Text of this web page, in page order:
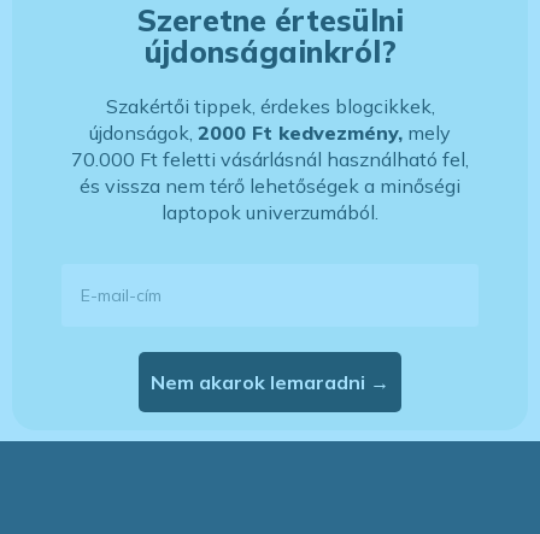
Szeretne értesülni
újdonságainkról?
Szakértői tippek, érdekes blogcikkek,
újdonságok, 2000 Ft kedvezmény, mely
70.000 Ft feletti vásárlásnál használható fel,
és vissza nem térő lehetőségek a minőségi
laptopok univerzumából.
Nem akarok lemaradni →